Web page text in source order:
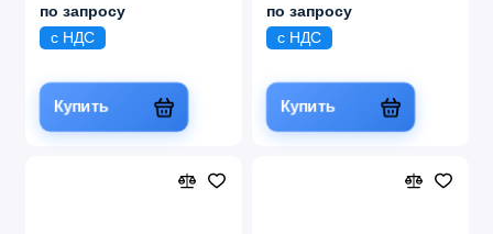
по запросу
с НДС
Купить
по запросу
с НДС
Купить